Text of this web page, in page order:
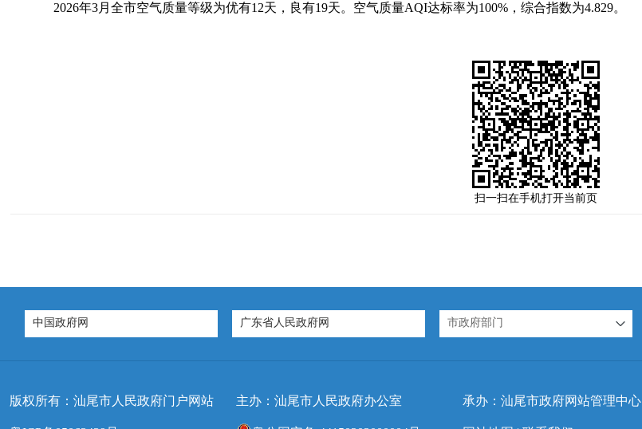
2026年3月全市空气质量等级为优有12天，良有19天。空气质量AQI达标率为100%，综合指数为4.829。
扫一扫在手机打开当前页
中国政府网 广东省人民政府网 市政府部门
版权所有：汕尾市人民政府门户网站 主办：汕尾市人民政府办公室 承办：汕尾市政府网站管理中心